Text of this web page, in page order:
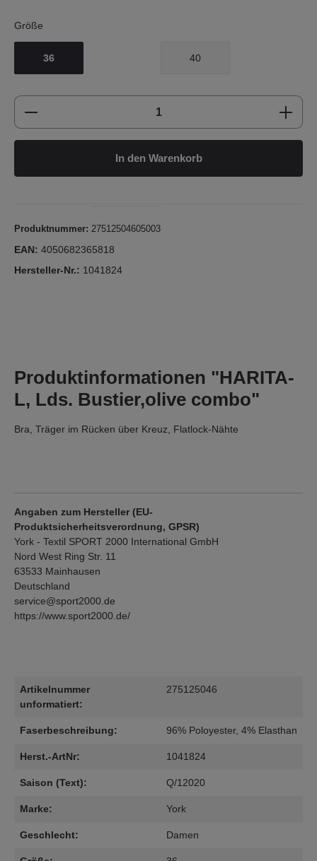
Größe
36 40
Produkt Anzahl: Gib den gewünschten
In den Warenkorb
Produktnummer: 27512504605003
EAN: 4050682365818
Hersteller-Nr.: 1041824
Produktinformationen "HARITA-
L, Lds. Bustier,olive combo"
Bra, Träger im Rücken über Kreuz, Flatlock-Nähte
Angaben zum Hersteller (EU-
Produktsicherheitsverordnung, GPSR)
York - Textil SPORT 2000 International GmbH
Nord West Ring Str. 11
63533 Mainhausen
Deutschland
service@sport2000.de
https://www.sport2000.de/
Artikelnummer
unformatiert:
275125046
Faserbeschreibung: 96% Poloyester, 4% Elasthan
Herst.-ArtNr: 1041824
Saison (Text): Q/12020
Marke: York
Geschlecht: Damen